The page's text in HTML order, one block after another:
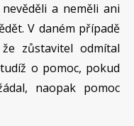
a neměli ani
V daném případě
zůstavitel odmítal
o pomoc, pokud
naopak pomoc